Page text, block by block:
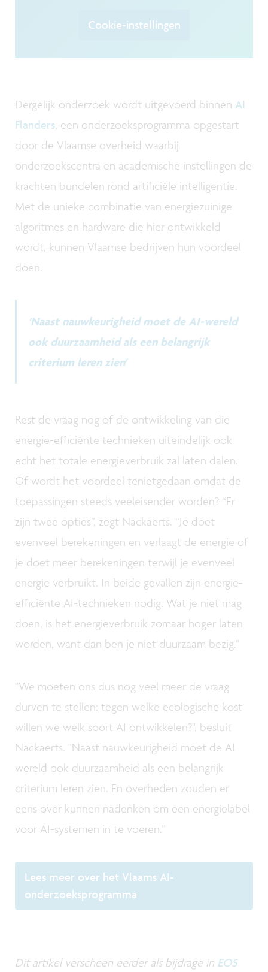
Cookie-instellingen
Dergelijk onderzoek wordt uitgevoerd binnen AI
Flanders, een onderzoeksprogramma opgestart
door de Vlaamse overheid waarbij
onderzoekscentra en academische instellingen de
krachten bundelen rond artificiële intelligentie.
Met de unieke combinatie van energiezuinige
algoritmes en hardware die hier ontwikkeld
wordt, kunnen Vlaamse bedrijven hun voordeel
doen.
'Naast nauwkeurigheid moet de AI-wereld
ook duurzaamheid als een belangrijk
criterium leren zien'
Rest de vraag nog of de ontwikkeling van die
energie-efficiënte technieken uiteindelijk ook
echt het totale energieverbruik zal laten dalen.
Of wordt het voordeel tenietgedaan omdat de
toepassingen steeds veeleisender worden? “Er
zijn twee opties”, zegt Nackaerts. “Je doet
evenveel berekeningen en verlaagt de energie of
je doet meer berekeningen terwijl je evenveel
energie verbruikt. In beide gevallen zijn energie-
efficiënte AI-technieken nodig. Wat je niet mag
doen, is het energieverbruik zomaar hoger laten
worden, want dan ben je niet duurzaam bezig."
"We moeten ons dus nog veel meer de vraag
durven te stellen: tegen welke ecologische kost
willen we welk soort AI ontwikkelen?", besluit
Nackaerts. "Naast nauwkeurigheid moet de AI-
wereld ook duurzaamheid als een belangrijk
criterium leren zien. En overheden zouden er
eens over kunnen nadenken om een energielabel
voor AI-systemen in te voeren.”
Lees meer over het Vlaams AI-
onderzoeksprogramma
Dit artikel verscheen eerder als bijdrage in EOS